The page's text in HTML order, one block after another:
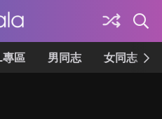
專區 男同志 女同志